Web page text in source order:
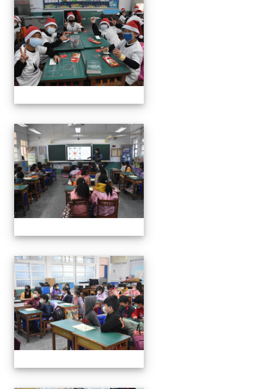
111學年度親職教育日-12月
111學年度親職教育日-12月